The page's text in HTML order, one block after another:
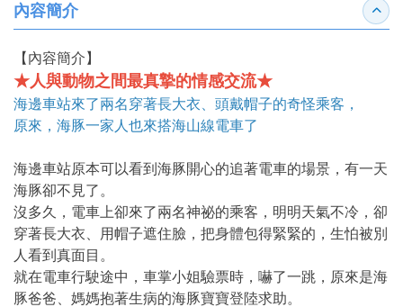
內容簡介 收合
【內容簡介】
★人與動物之間最真摯的情感交流★
海邊車站來了兩名穿著長大衣、頭戴帽子的奇怪乘客，
原來，海豚一家人也來搭海山線電車了
海邊車站原本可以看到海豚開心的追著電車的場景，有一天
海豚卻不見了。
沒多久，電車上卻來了兩名神祕的乘客，明明天氣不冷，卻
穿著長大衣、用帽子遮住臉，把身體包得緊緊的，生怕被別
人看到真面目。
就在電車行駛途中，車掌小姐驗票時，嚇了一跳，原來是海
豚爸爸、媽媽抱著生病的海豚寶寶登陸求助。